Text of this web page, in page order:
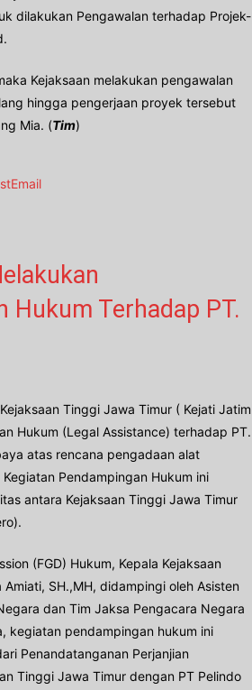
dilakukan Pengawalan terhadap Projek-
Kejaksaan melakukan pengawalan
hingga pengerjaan proyek tersebut
Mia. (Tim)
Email
Hukum Terhadap PT.
Tinggi Jawa Timur ( Kejati Jatim
Hukum (Legal Assistance) terhadap PT.
atas rencana pengadaan alat
Pendampingan Hukum ini
antara Kejaksaan Tinggi Jawa Timur
(FGD) Hukum, Kepala Kejaksaan
SH.,MH, didampingi oleh Asisten
dan Tim Jaksa Pengacara Negara
kegiatan pendampingan hukum ini
Penandatanganan Perjanjian
Tinggi Jawa Timur dengan PT Pelindo